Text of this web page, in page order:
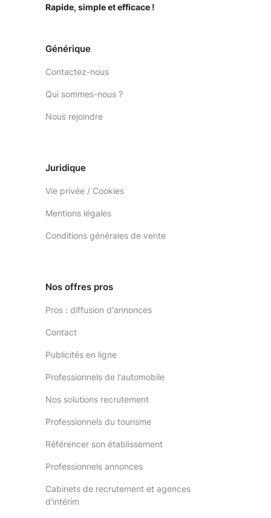
Rapide, simple et efficace !
Générique
Contactez-nous
Qui sommes-nous ?
Nous rejoindre
Juridique
Vie privée / Cookies
Mentions légales
Conditions générales de vente
Nos offres pros
Pros : diffusion d'annonces
Contact
Publicités en ligne
Professionnels de l'automobile
Nos solutions recrutement
Professionnels du tourisme
Référencer son établissement
Professionnels annonces
Cabinets de recrutement et agences
d'intérim